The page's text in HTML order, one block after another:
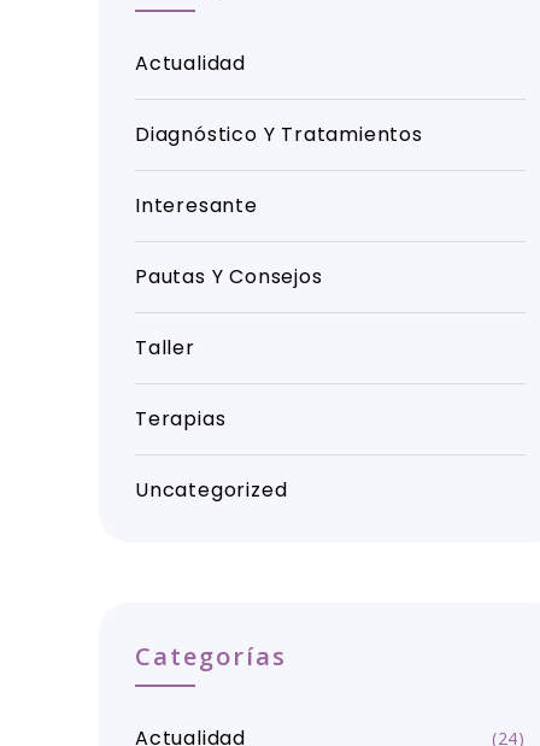
Actualidad
Diagnóstico Y Tratamientos
Interesante
Pautas Y Consejos
Taller
Terapias
Uncategorized
Categorías
Actualidad (24)